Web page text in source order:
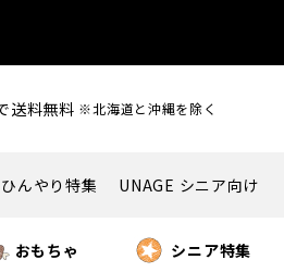
送料無料 ※北海道と沖縄を除く
ひんやり特集 UNAGE シニア向け
おもちゃ シニア特集